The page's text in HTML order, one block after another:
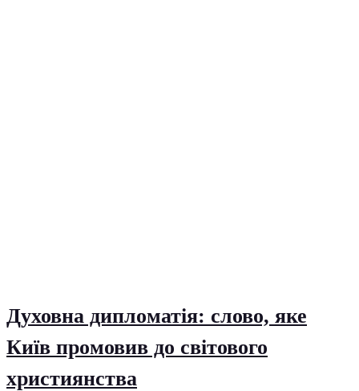
Духовна дипломатія: слово, яке
Київ промовив до світового
християнства